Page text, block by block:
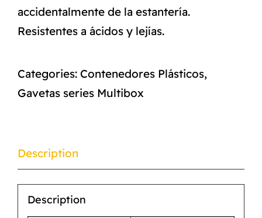
accidentalmente de la estantería.
Resistentes a ácidos y lejías.
Categories: Contenedores Plásticos,
Gavetas series Multibox
Description
Description